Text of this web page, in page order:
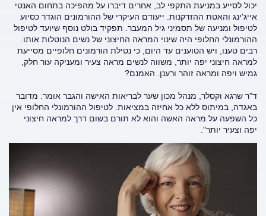
יכול לסייע במניעת התקפי לב, אחרים דיברו על מהפיכה בתחום האנטי
אייג'ינג והאטת ההזדקנות. ייעודם העיקרי של ההורמונים הוגדר כסיוע
לטיפול ומניעה של תסמיני גיל המעבר. תפקיד בולט נוסף שיועד לטיפול
ההורמונלי החלופי היה שינוי המראה החיצוני של נשים הנוטלות אותו.
רבים טענו, ויש הטוענים עד היום, כי נטילת הורמונים חלופיים מסייעת
למראה חיצוני יפה יותר, משווה לנשים מראה צעיר ומעניקה עור חלק,
גמיש ויפה ומראה זוהר ורענן. האמנם?
ד"ר שרגא וקסלר, מנהל מכון שער לבריאות האישה והגבר אומר: מדובר
באגדה, במיתוס ללא כל אחיזה במציאות. לטיפול ההורמונלי החלופי אין
כל השפעה על מראה האשה והוא לא תורם בשום דרך למראה חיצוני
יפה וצעיר יותר".